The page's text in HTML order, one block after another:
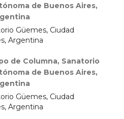
de Buenos Aires,
Güemes, Ciudad
Argentina
de Columna, Sanatorio
de Buenos Aires,
Güemes, Ciudad
Argentina